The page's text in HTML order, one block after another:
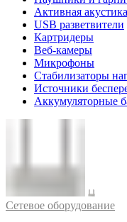
Активная акустика
USB разветвители
Картридеры
Веб-камеры
Микрофоны
Стабилизаторы
Источники
Аккумуляторные
Cетевое оборудование